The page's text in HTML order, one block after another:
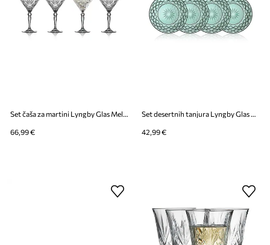
Set čaša za martini Lyngby Glas Melodia 210 ml 4-pack
66,99 €
Set desertnih tanjura Lyngby Glas Sorrento 21 cm 4-pack
42,99 €